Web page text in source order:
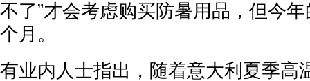
不了”才会考虑购买防暑用品，但今
个月。
有业内人士指出，随着意大利夏季高